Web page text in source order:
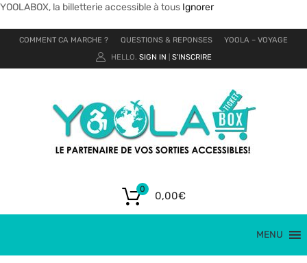
YOOLABOX, la billetterie accessible à tous Ignorer
COMMENT CA MARCHE ? QUESTIONS & REPONSES
YOOLA – VOYAGE
HELLO. SIGN IN S'INSCRIRE
0,00€
0
MENU